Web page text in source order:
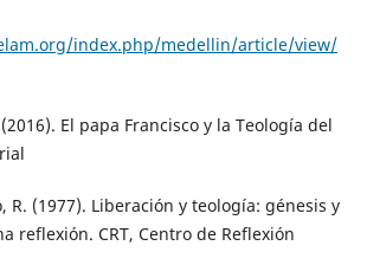
index.php/medellin/article/view/
El papa Francisco y la Teología del
R. (1977). Liberación y teología: génesis y
reflexión. CRT, Centro de Reflexión